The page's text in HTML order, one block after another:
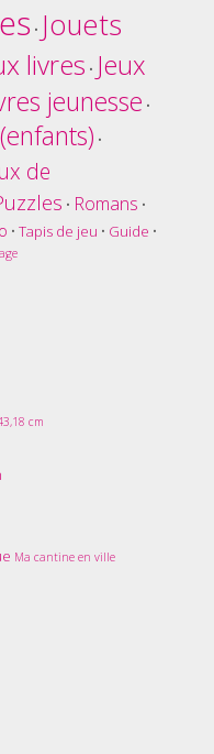
• Jouets
livres • Jeux
jeunesse •
•
de
• Romans •
• Tapis de jeu • Guide •
cm
Ma cantine en ville